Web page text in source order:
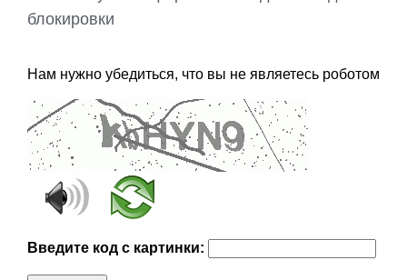
блокировки
Нам нужно убедиться, что вы не являетесь роботом
Введите код с картинки: